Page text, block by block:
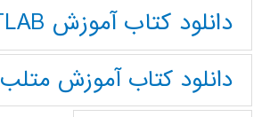
دانلود کتاب آموزش MATLAB
دانلود کتاب آموزش متلب